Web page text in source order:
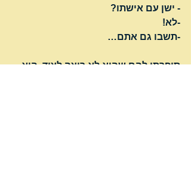
- ישן עם אישתו?
-לא!
-תשבו גם אתם…
סיפרתי להם שהוא לא רוצה לצוד, הוא